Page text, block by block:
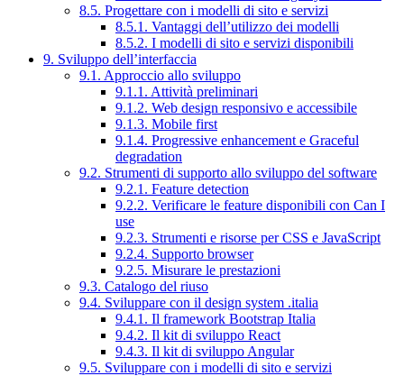
8.5. Progettare con i modelli di sito e servizi
8.5.1. Vantaggi dell’utilizzo dei modelli
8.5.2. I modelli di sito e servizi disponibili
9. Sviluppo dell’interfaccia
9.1. Approccio allo sviluppo
9.1.1. Attività preliminari
9.1.2. Web design responsivo e accessibile
9.1.3. Mobile first
9.1.4. Progressive enhancement e Graceful
degradation
9.2. Strumenti di supporto allo sviluppo del software
9.2.1. Feature detection
9.2.2. Verificare le feature disponibili con Can I
use
9.2.3. Strumenti e risorse per CSS e JavaScript
9.2.4. Supporto browser
9.2.5. Misurare le prestazioni
9.3. Catalogo del riuso
9.4. Sviluppare con il design system .italia
9.4.1. Il framework Bootstrap Italia
9.4.2. Il kit di sviluppo React
9.4.3. Il kit di sviluppo Angular
9.5. Sviluppare con i modelli di sito e servizi